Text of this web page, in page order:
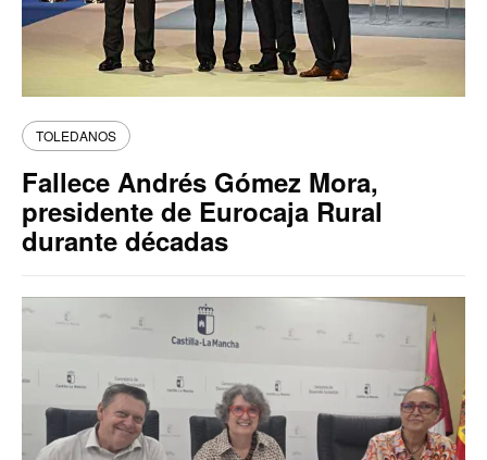
TOLEDANOS
Fallece Andrés Gómez Mora,
presidente de Eurocaja Rural
durante décadas